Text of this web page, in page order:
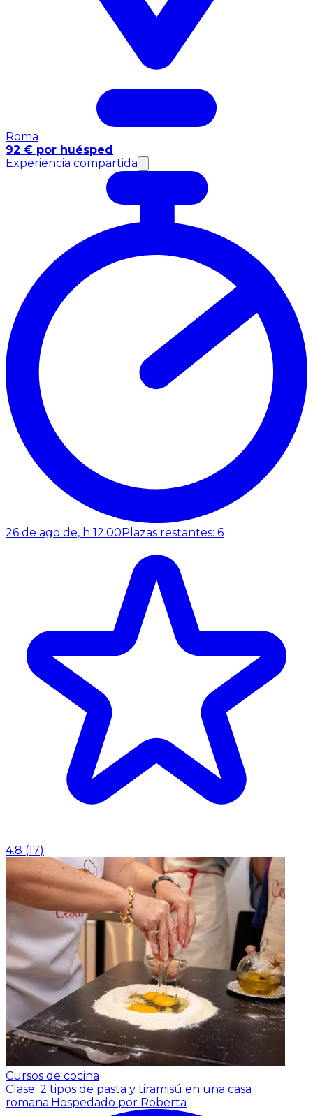
Roma
92 € por huésped
Experiencia compartida
26 de ago de, h 12:00Plazas restantes: 6
4.8 (17)
Cursos de cocina
Clase: 2 tipos de pasta y tiramisú en una casa
romana.Hospedado por Roberta